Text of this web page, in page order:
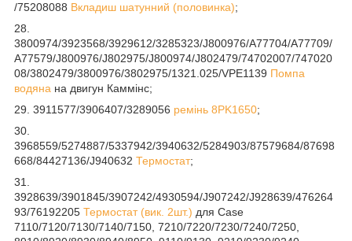
/75208088 Вкладиш шатунний (половинка);
28.
3800974/3923568/3929612/3285323/J800976/A77704/A77709/
A77579/J800976/J802975/J800974/J802479/74702007/747020
08/3802479/3800976/3802975/1321.025/VPE1139 Помпа
водяна на двигун Каммінс;
29. 3911577/3906407/3289056 ремінь 8PK1650;
30.
3968559/5274887/5337942/3940632/5284903/87579684/87698
668/84427136/J940632 Термостат;
31.
3928639/3901845/3907242/4930594/J907242/J928639/476264
93/76192205 Термостат (вик. 2шт.) для Case
7110/7120/7130/7140/7150, 7210/7220/7230/7240/7250,